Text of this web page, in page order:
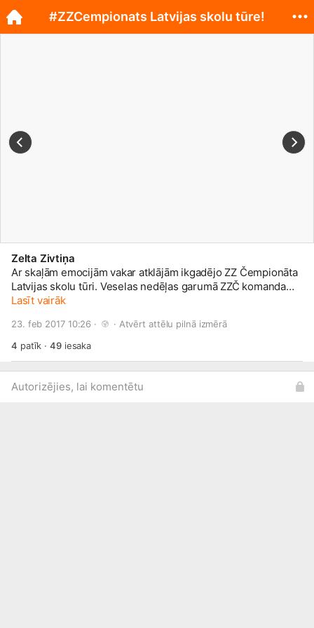
Zelta Zivtiņa
Ar skaļām emocijām vakar atklājām ikgadējo ZZ Čempionāta
Latvijas skolu tūri. Veselas nedēļas garumā ZZČ komanda
kopā ar mūziķiem, Zī&Zē un talismanu Lāci iepriecinās
jaunumiem. Tiekās!
Lasīt vairāk
23. feb 2017 10:26 · · Atvērt attēlu pilnā izmērā
4 patīk ·49iesaka
Autorizējies, lai komentētu
#ZZCempionats Latvijas skolu tūre!